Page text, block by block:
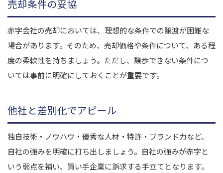
売却条件の妥協
赤字会社の売却においては、理想的な条件での譲渡が困難な
場合があります。そのため、売却価格や条件について、ある程
度の柔軟性を持ちましょう。ただし、譲歩できない条件につ
いては事前に明確にしておくことが重要です。
他社と差別化でアピール
独自技術・ノウハウ・優秀な人材・特許・ブランド力など、
自社の強みを明確に打ち出しましょう。自社の強みが赤字と
いう弱点を補い、買い手企業に訴求する手立てとなります。